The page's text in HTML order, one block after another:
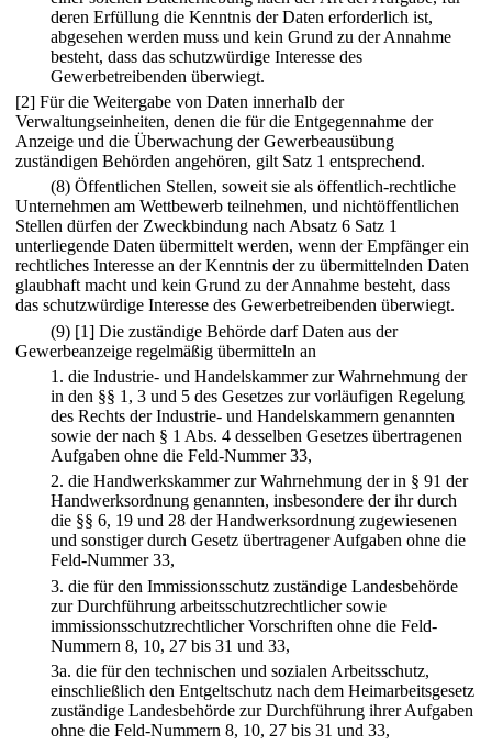
deren Erfüllung die Kenntnis der Daten erforderlich ist,
abgesehen werden muss und kein Grund zu der Annahme
besteht, dass das schutzwürdige Interesse des
Gewerbetreibenden überwiegt.
[2] Für die Weitergabe von Daten innerhalb der
Verwaltungseinheiten, denen die für die Entgegennahme der
Anzeige und die Überwachung der Gewerbeausübung
zuständigen Behörden angehören, gilt Satz 1 entsprechend.
(8) Öffentlichen Stellen, soweit sie als öffentlich-rechtliche
Unternehmen am Wettbewerb teilnehmen, und nichtöffentlichen
Stellen dürfen der Zweckbindung nach Absatz 6 Satz 1
unterliegende Daten übermittelt werden, wenn der Empfänger ein
rechtliches Interesse an der Kenntnis der zu übermittelnden Daten
glaubhaft macht und kein Grund zu der Annahme besteht, dass
das schutzwürdige Interesse des Gewerbetreibenden überwiegt.
(9) [1] Die zuständige Behörde darf Daten aus der
Gewerbeanzeige regelmäßig übermitteln an
1. die Industrie- und Handelskammer zur Wahrnehmung der
in den §§ 1, 3 und 5 des Gesetzes zur vorläufigen Regelung
des Rechts der Industrie- und Handelskammern genannten
sowie der nach § 1 Abs. 4 desselben Gesetzes übertragenen
Aufgaben ohne die Feld-Nummer 33,
2. die Handwerkskammer zur Wahrnehmung der in § 91 der
Handwerksordnung genannten, insbesondere der ihr durch
die §§ 6, 19 und 28 der Handwerksordnung zugewiesenen
und sonstiger durch Gesetz übertragener Aufgaben ohne die
Feld-Nummer 33,
3. die für den Immissionsschutz zuständige Landesbehörde
zur Durchführung arbeitsschutzrechtlicher sowie
immissionsschutzrechtlicher Vorschriften ohne die Feld-
Nummern 8, 10, 27 bis 31 und 33,
3a. die für den technischen und sozialen Arbeitsschutz,
einschließlich den Entgeltschutz nach dem Heimarbeitsgesetz
zuständige Landesbehörde zur Durchführung ihrer Aufgaben
ohne die Feld-Nummern 8, 10, 27 bis 31 und 33,